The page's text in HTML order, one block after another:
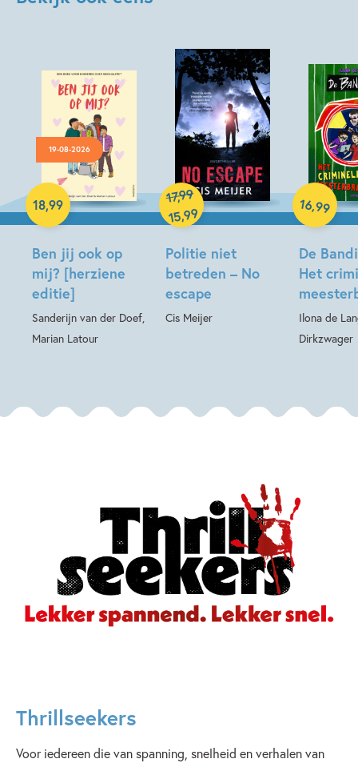
19-08-2026
Ben jij ook op
mij? [herziene
editie]
Sanderijn van der Doef,
Marian Latour
18,99
Hardcover
Politie niet
betreden – No
escape
Cis Meijer
17,99
15,99
Hardcover
De
Het
Ilona de
Dirkzwager
16,99
Hardcover
Thrillseekers
Voor iedereen die van spanning, snelheid en verhalen van